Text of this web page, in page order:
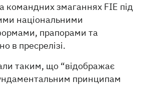
командних змаганнях FIE під
національними
прапорами та
в пресрелізі.
таким, що “відображає
принципам